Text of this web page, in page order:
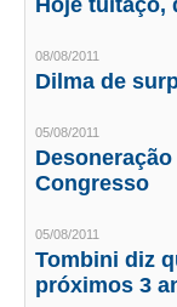
GALERIA EX-
CONSELHO
COMPOSIÇÃO
Hoje tuitaço,
08/08/2011
Dilma de
05/08/2011
Congresso
05/08/2011
Tombini diz
próximos 3